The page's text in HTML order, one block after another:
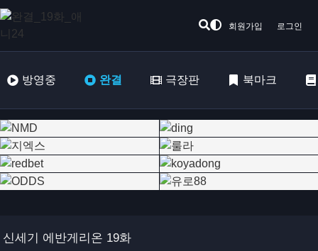
회원가입 로그인
방영중 완결 극장판 북마크
신세기 에반게리온 19화